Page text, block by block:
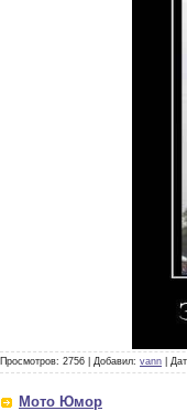
Просмотров: 2756 | Добавил: vann |
Мото Юмор